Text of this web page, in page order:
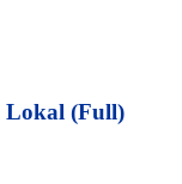
Lokal (Full)